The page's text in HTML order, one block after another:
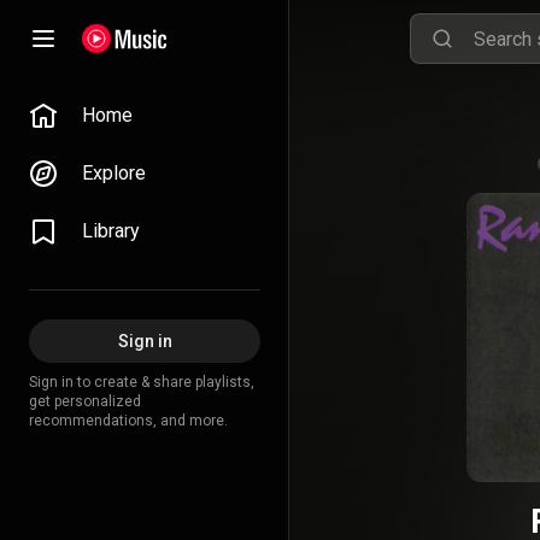
Home
Explore
Library
Sign in
Sign in to create & share playlists,
get personalized
recommendations, and more.